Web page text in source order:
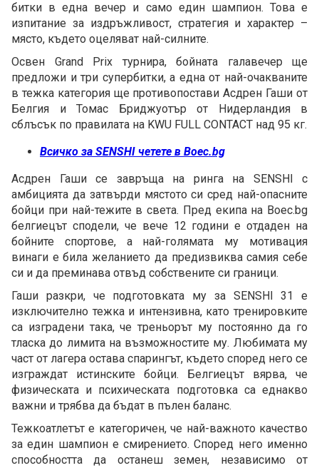
битки в една вечер и само един шампион. Това е
изпитание за издръжливост, стратегия и характер –
място, където оцеляват най-силните.
Освен Grand Prix турнира, бойната галавечер ще
предложи и три супербитки, а една от най-очакваните
в тежка категория ще противопостави Асдрен Гаши от
Белгия и Томас Бриджуотър от Нидерландия в
сблъсък по правилата на KWU FULL CONTACT над 95 кг.
Всичко за SENSHI четете в Boec.bg
Асдрен Гаши се завръща на ринга на SENSHI с
амбицията да затвърди мястото си сред най-опасните
бойци при най-тежите в света. Пред екипа на Boec.bg
белгиецът сподели, че вече 12 години е отдаден на
бойните спортове, а най-голямата му мотивация
винаги е била желанието да предизвиква самия себе
си и да преминава отвъд собствените си граници.
Гаши разкри, че подготовката му за SENSHI 31 е
изключително тежка и интензивна, като тренировките
са изградени така, че треньорът му постоянно да го
тласка до лимита на възможностите му. Любимата му
част от лагера остава спарингът, където според него се
изграждат истинските бойци. Белгиецът вярва, че
физическата и психическата подготовка са еднакво
важни и трябва да бъдат в пълен баланс.
Тежкоатлетът е категоричен, че най-важното качество
за един шампион е смирението. Според него именно
способността да останеш земен, независимо от